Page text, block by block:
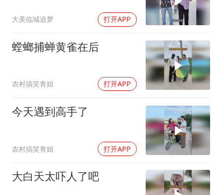
大美临城追梦 打开APP
螳螂捕蝉黄雀在后
农村搞笑青姐 打开APP
今天遇到高手了
农村搞笑青姐 打开APP
大白天太吓人了吧